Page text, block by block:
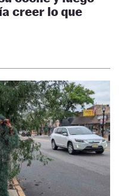
creer lo que